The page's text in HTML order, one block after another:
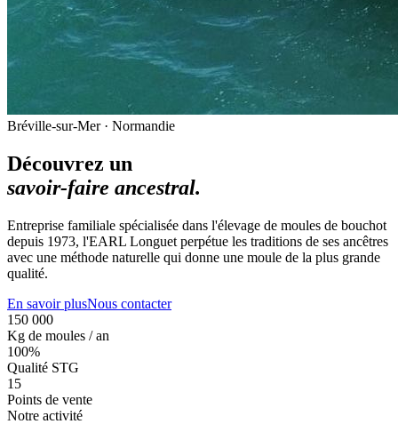
Bréville-sur-Mer · Normandie
Découvrez un
savoir-faire ancestral.
Entreprise familiale spécialisée dans l'élevage de moules de bouchot
depuis 1973, l'EARL Longuet perpétue les traditions de ses ancêtres
avec une méthode naturelle qui donne une moule de la plus grande
qualité.
En savoir plusNous contacter
150 000
Kg de moules / an
100%
Qualité STG
15
Points de vente
Notre activité